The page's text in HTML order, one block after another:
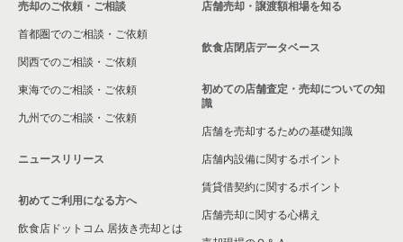
安城市の飲食店の居抜き売却物件の案件一覧
豊橋市の飲食店の居抜き売却物件の案件一覧
稲沢市の飲食店の居抜き売却物件の案件一覧
小牧市の飲食店の居抜き売却物件の案件一覧
名古屋市熱田区の飲食店の居抜き売却物件の案件一覧
豊田市の飲食店の居抜き売却物件の案件一覧
売却のご依頼・ご相談
首都圏でのご相談・ご依頼
関西でのご相談・ご依頼
東海でのご相談・ご依頼
九州でのご相談・ご依頼
ニュースリリース
初めてご利用になる方へ
飲食店ドットコム 居抜き売却とは
店舗売却・譲渡額相場を知る
飲食店閉店データベース
初めての店舗査定・売却についての知
識
店舗を売却するための基礎知識
店舗内設備に関するポイント
賃貸借契約に関するポイント
店舗売却に関する心構え